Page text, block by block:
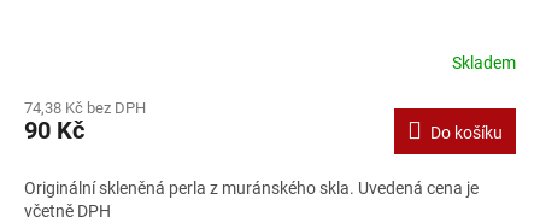
Skladem
74,38 Kč bez DPH
90 Kč Do košíku
Originální skleněná perla z muránského skla. Uvedená cena je
včetně DPH